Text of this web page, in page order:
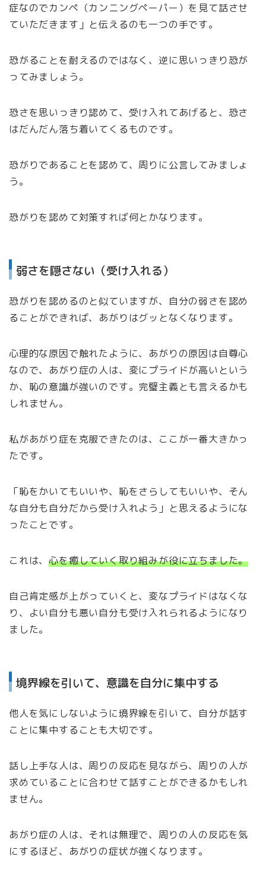
症なのでカンペ（カンニングペーパー）を見て話させ
ていただきます」と伝えるのも一つの手です。
恐がることを耐えるのではなく、逆に思いっきり恐が
ってみましょう。
恐さを思いっきり認めて、受け入れてあげると、恐さ
はだんだん落ち着いてくるものです。
恐がりであることを認めて、周りに公言してみましょ
う。
恐がりを認めて対策すれば何とかなります。
弱さを隠さない（受け入れる）
恐がりを認めるのと似ていますが、自分の弱さを認め
ることができれば、あがりはグッとなくなります。
心理的な原因で触れたように、あがりの原因は自尊心
なので、あがり症の人は、変にプライドが高いという
か、恥の意識が強いのです。完璧主義とも言えるかも
しれません。
私があがり症を克服できたのは、ここが一番大きかっ
たです。
「恥をかいてもいいや、恥をさらしてもいいや、そん
な自分も自分だから受け入れよう」と思えるようにな
ったことです。
これは、心を癒していく取り組みが役に立ちました。
自己肯定感が上がっていくと、変なプライドはなくな
り、よい自分も悪い自分も受け入れられるようになり
ました。
境界線を引いて、意識を自分に集中する
他人を気にしないように境界線を引いて、自分が話す
ことに集中することも大切です。
話し上手な人は、周りの反応を見ながら、周りの人が
求めていることに合わせて話すことができるかもしれ
ません。
あがり症の人は、それは無理で、周りの人の反応を気
にするほど、あがりの症状が強くなります。